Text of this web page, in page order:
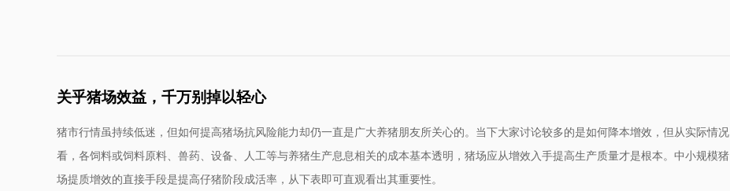
关乎猪场效益，千万别掉以轻心
猪市行情虽持续低迷，但如何提高猪场抗风险能力却仍一直是广大养猪朋友所关心的。当下大家讨论较多的是如何降本增效，但从实际情况
看，各饲料或饲料原料、兽药、设备、人工等与养猪生产息息相关的成本基本透明，猪场应从增效入手提高生产质量才是根本。中小规模猪
场提质增效的直接手段是提高仔猪阶段成活率，从下表即可直观看出其重要性。